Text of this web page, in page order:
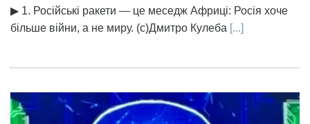
▶ 1. Російські ракети — це меседж Африці: Росія хоче
більше війни, а не миру. (с)Дмитро Кулеба [...]